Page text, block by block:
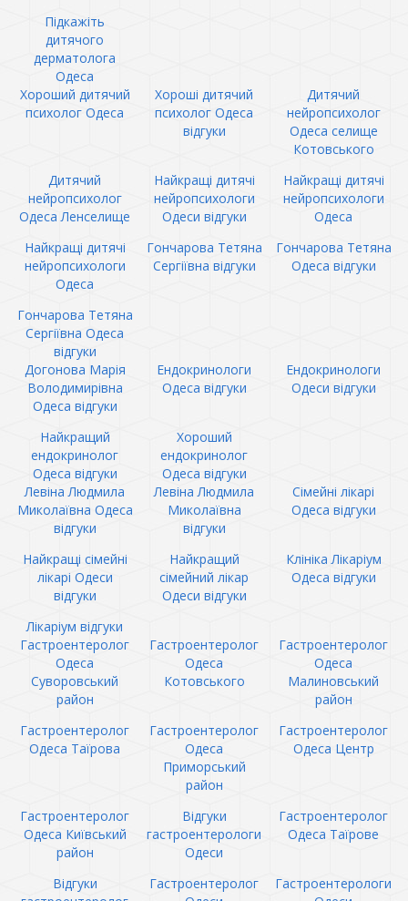
Підкажіть
дитячого
дерматолога
Одеса
Хороший дитячий
психолог Одеса
Хороші дитячий
психолог Одеса
відгуки
Дитячий
нейропсихолог
Одеса селище
Котовського
Дитячий
нейропсихолог
Одеса Ленселище
Найкращі дитячі
нейропсихологи
Одеси відгуки
Найкращі дитячі
нейропсихологи
Одеса
Найкращі дитячі
нейропсихологи
Одеса
Гончарова Тетяна
Сергіївна відгуки
Гончарова Тетяна
Одеса відгуки
Гончарова Тетяна
Сергіївна Одеса
відгуки
Догонова Марія
Володимирівна
Одеса відгуки
Ендокринологи
Одеса відгуки
Ендокринологи
Одеси відгуки
Найкращий
ендокринолог
Одеса відгуки
Хороший
ендокринолог
Одеса відгуки
Левіна Людмила
Миколаївна Одеса
відгуки
Левіна Людмила
Миколаївна
відгуки
Сімейні лікарі
Одеса відгуки
Найкращі сімейні
лікарі Одеси
відгуки
Найкращий
сімейний лікар
Одеси відгуки
Клініка Лікаріум
Одеса відгуки
Лікаріум відгуки
Гастроентеролог
Одеса
Суворовський
район
Гастроентеролог
Одеса
Котовського
Гастроентеролог
Одеса
Малиновський
район
Гастроентеролог
Одеса Таїрова
Гастроентеролог
Одеса
Приморський
район
Гастроентеролог
Одеса Центр
Гастроентеролог
Одеса Київський
район
Відгуки
гастроентерологи
Одеси
Гастроентеролог
Одеса Таїрове
Відгуки
Гастроентеролог
Гастроентерологи